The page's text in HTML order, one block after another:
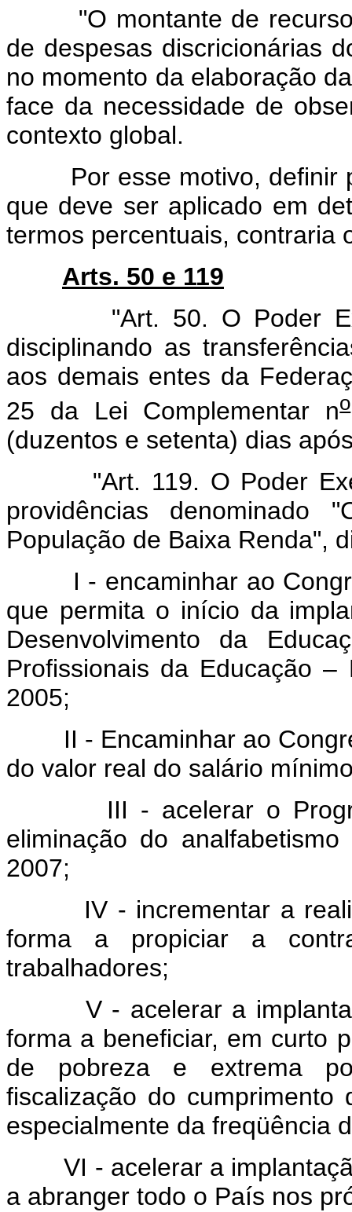
"O montante de recursos
de despesas discricionárias
no momento da elaboração
face da necessidade de
contexto global.
Por esse motivo, definir
que deve ser aplicado em
termos percentuais, contraria
Arts. 50 e 119
"Art. 50. O Poder
disciplinando as
aos demais entes da
25 da Lei Complementar no
(duzentos e setenta) dias
"Art. 119. O Poder
providências denominado
População de Baixa Renda",
I - encaminhar ao
que permita o início da
Desenvolvimento da
Profissionais da Educação
2005;
II - Encaminhar ao
do valor real do salário
III - acelerar o
eliminação do
2007;
IV - incrementar a
forma a propiciar a
trabalhadores;
V - acelerar a
forma a beneficiar, em curto
de pobreza e extrema
fiscalização do cumprimento
especialmente da freqüência
VI - acelerar a
a abranger todo o País nos